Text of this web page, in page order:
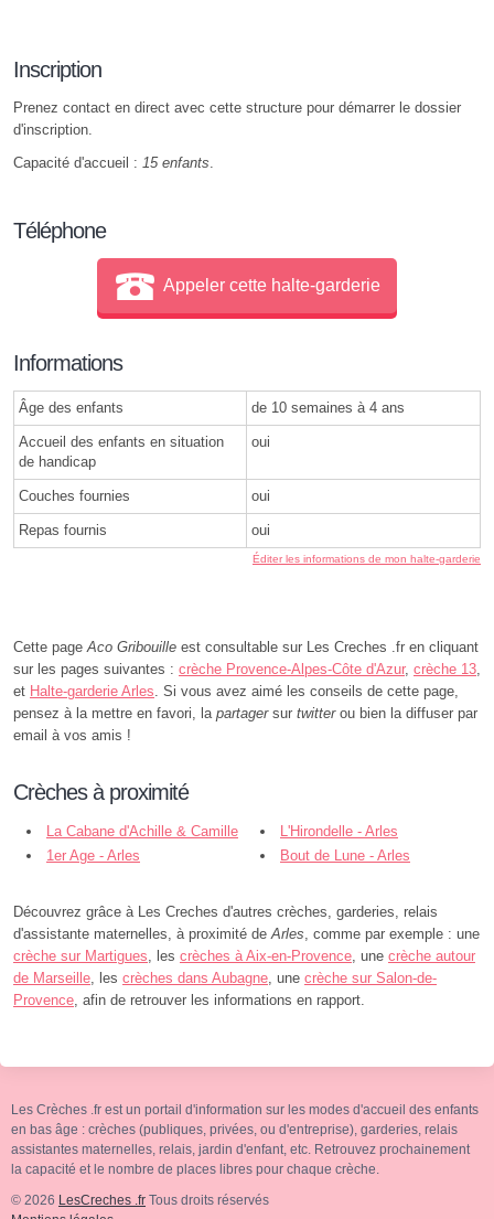
Inscription
Prenez contact en direct avec cette structure pour démarrer le dossier
d'inscription.
Capacité d'accueil : 15 enfants
Téléphone
Appeler cette halte-garderie
Informations
Âge des enfants de 10 semaines à 4 ans
Accueil des enfants en situation
de handicap
oui
Couches fournies oui
Repas fournis oui
Éditer les informations de mon halte-garderie
Cette page Aco Gribouille est consultable sur Les Creches .fr en cliquant
sur les pages suivantes : crèche Provence-Alpes-Côte d'Azur, crèche 13
et Halte-garderie Arles . Si vous avez aimé les conseils de cette page,
pensez à la mettre en favori, la partagersur twitterou bien la diffuser par
email à vos amis !
Crèches à proximité
La Cabane d'Achille & Camille
Centre - Arles
L'Hirondelle - Arles
1er Age - Arles
Bout de Lune - Arles
Découvrez grâce à Les Creches d'autres crèches, garderies, relais
d'assistante maternelles, à proximité de Arles , comme par exemple : une
crèche sur Martigues , les crèches à Aix-en-Provence , une crèche autour
de Marseille , les crèches dans Aubagne , une crèche sur Salon-de-
Provence , afin de retrouver les informations en rapport.
Les Crèches .fr est un portail d'information sur les modes d'accueil des enfants
en bas âge : crèches (publiques, privées, ou d'entreprise), garderies, relais
assistantes maternelles, relais, jardin d'enfant, etc. Retrouvez prochainement
la capacité et le nombre de places libres pour chaque crèche.
© 2026 LesCreches .fr Tous droits réservés